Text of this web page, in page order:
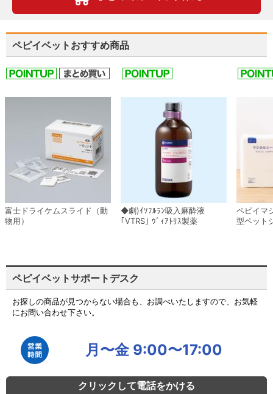
ペピイベットおすすめ商品
富士ドライケムスライド（動
物用）
◆劇)ｲｿﾌﾙﾗﾝ吸入麻酔液
｢VTRS｣ ｳﾞｨｱﾄﾘｽ製薬
ペピイマ
型ペット
ペピイベットサポートデスク
お探しの商品が見つからない場合も、お調べいたしますので、お気軽
にお問い合わせ下さい。
月〜金 9:00〜17:00
クリックして電話をかける